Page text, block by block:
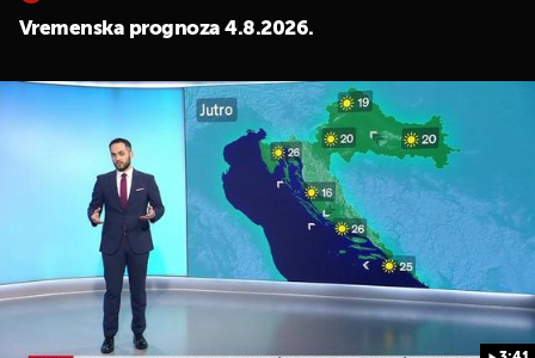
Vremenska prognoza 4.8.2026.